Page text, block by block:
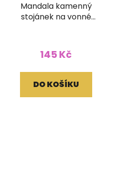
Mandala kamenný
stojánek na vonné
145 Kč
DO KOŠÍKU